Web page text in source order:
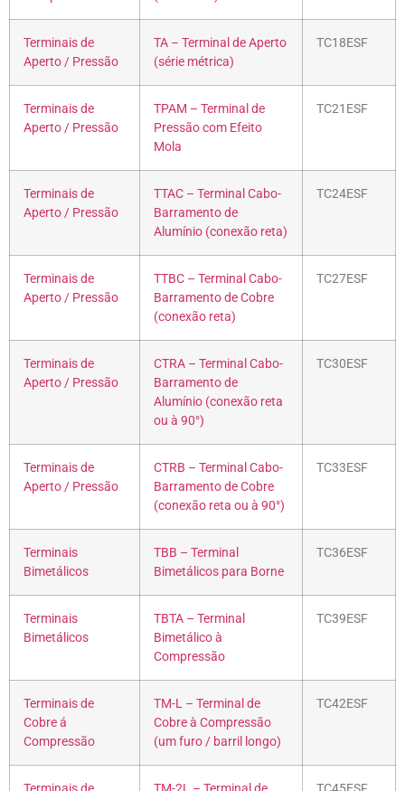
Terminais de
Aperto / Pressão
TA – Terminal de Aperto
(série métrica)
TC18ESF
Terminais de
Aperto / Pressão
TPAM – Terminal de
Pressão com Efeito
Mola
TC21ESF
Terminais de
Aperto / Pressão
TTAC – Terminal Cabo-
Barramento de
Alumínio (conexão reta)
TC24ESF
Terminais de
Aperto / Pressão
TTBC – Terminal Cabo-
Barramento de Cobre
(conexão reta)
TC27ESF
Terminais de
Aperto / Pressão
CTRA – Terminal Cabo-
Barramento de
Alumínio (conexão reta
ou à 90°)
TC30ESF
Terminais de
Aperto / Pressão
CTRB – Terminal Cabo-
Barramento de Cobre
(conexão reta ou à 90°)
TC33ESF
Terminais
Bimetálicos
TBB – Terminal
Bimetálicos para Borne
TC36ESF
Terminais
Bimetálicos
TBTA – Terminal
Bimetálico à
Compressão
TC39ESF
Terminais de
Cobre á
Compressão
TM-L – Terminal de
Cobre à Compressão
(um furo / barril longo)
TC42ESF